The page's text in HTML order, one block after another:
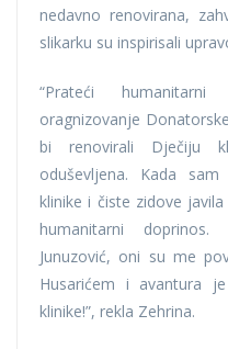
nedavno renovirana,
slikarku su inspirisali
“Prateći
oragnizovanje
bi renovirali Dječiju
oduševljena. Kada
klinike i čiste zidove
humanitarni doprinos.
Junuzović, oni su me
Husarićem i avantura
klinike!”, rekla Zehrina.